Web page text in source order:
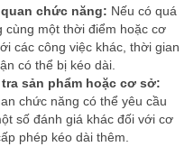
chức năng: Nếu có quá
cùng một thời điểm hoặc cơ
các công việc khác, thời gian
có thể bị kéo dài.
sản phẩm hoặc cơ sở:
chức năng có thể yêu cầu
số đánh giá khác đối với cơ
phép kéo dài thêm.